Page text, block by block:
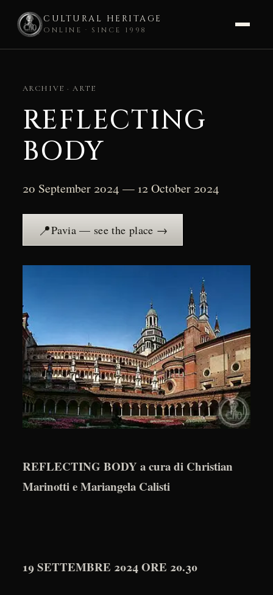
CULTURAL HERITAGE
ONLINE · SINCE 1998
contentARCHIVE · ARTE
REFLECTING
BODY
20 September 2024 — 12 October 2024
📍Pavia — see the place →
REFLECTING BODY a cura di Christian
Marinotti e Mariangela Calisti
19 SETTEMBRE 2024 ORE 20.30